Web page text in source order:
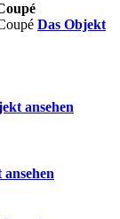
Das Objekt
ansehen